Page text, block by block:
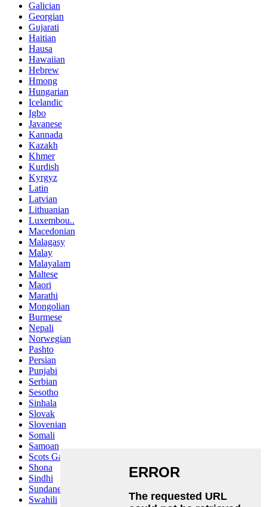
Galician
Georgian
Gujarati
Haitian
Hausa
Hawaiian
Hebrew
Hmong
Hungarian
Icelandic
Igbo
Javanese
Kannada
Kazakh
Khmer
Kurdish
Kyrgyz
Latin
Latvian
Lithuanian
Luxembou..
Macedonian
Malagasy
Malay
Malayalam
Maltese
Maori
Marathi
Mongolian
Burmese
Nepali
Norwegian
Pashto
Persian
Punjabi
Serbian
Sesotho
Sinhala
Slovak
Slovenian
Somali
Samoan
Scots Gaelic
Shona
Sindhi
Sundanese
Swahili